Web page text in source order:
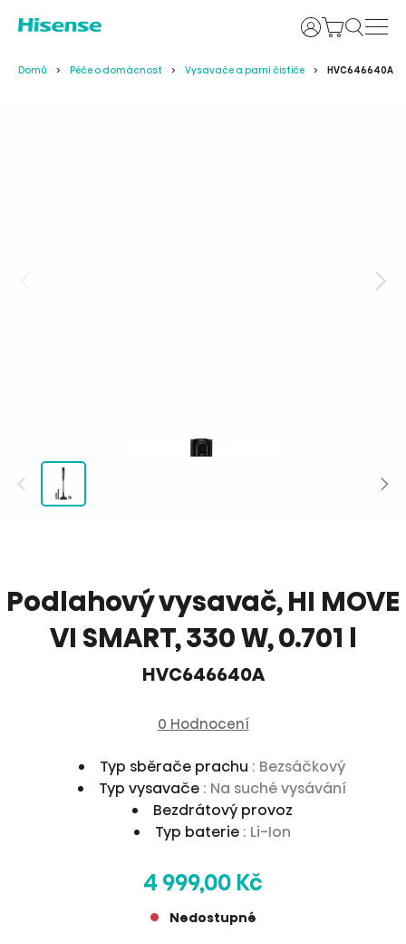
Uživatelské
Domů Péče o domácnost Vysavače a parní čističe HVC646640A
Podlahový vysavač, HI MOVE
VI SMART, 330 W, 0.701 l
HVC646640A
0 Hodnocení
Typ sběrače prachu : Bezsáčkový
Typ vysavače : Na suché vysávání
Bezdrátový provoz
Typ baterie : Li-Ion
4 999,00 Kč
Nedostupné